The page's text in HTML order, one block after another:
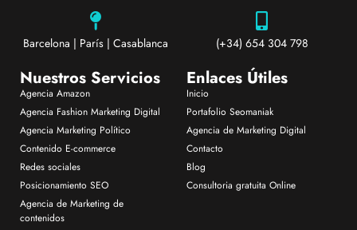
Barcelona | París | Casablanca (+34) 654 304 798
Nuestros Servicios
Agencia Amazon
Agencia Fashion Marketing Digital
Agencia Marketing Político
Contenido E-commerce
Redes sociales
Posicionamiento SEO
Agencia de Marketing de
contenidos
Enlaces Útiles
Inicio
Portafolio Seomaniak
Agencia de Marketing Digital
Contacto
Blog
Consultoria gratuita Online